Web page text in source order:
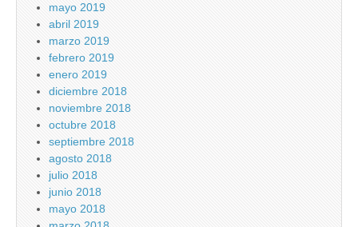
mayo 2019
abril 2019
marzo 2019
febrero 2019
enero 2019
diciembre 2018
noviembre 2018
octubre 2018
septiembre 2018
agosto 2018
julio 2018
junio 2018
mayo 2018